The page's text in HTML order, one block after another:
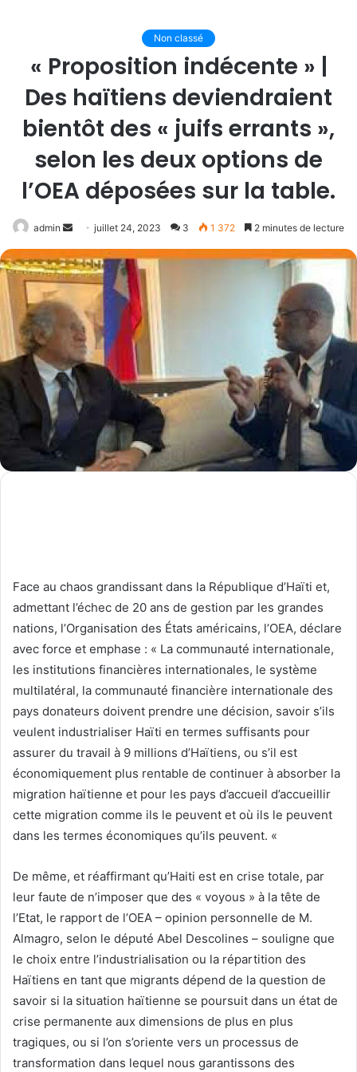
Non classé
« Proposition indécente » |
Des haïtiens deviendraient
bientôt des « juifs errants »,
selon les deux options de
l’OEA déposées sur la table.
admin
Envoyer
un
courriel
juillet 24, 2023 3 1 372 2 minutes de lecture
Face au chaos grandissant dans la République d’Haïti et,
admettant l’échec de 20 ans de gestion par les grandes
nations, l’Organisation des États américains, l’OEA, déclare
avec force et emphase : « La communauté internationale,
les institutions financières internationales, le système
multilatéral, la communauté financière internationale des
pays donateurs doivent prendre une décision, savoir s’ils
veulent industrialiser Haïti en termes suffisants pour
assurer du travail à 9 millions d’Haïtiens, ou s’il est
économiquement plus rentable de continuer à absorber la
migration haïtienne et pour les pays d’accueil d’accueillir
cette migration comme ils le peuvent et où ils le peuvent
dans les termes économiques qu’ils peuvent. «
De même, et réaffirmant qu’Haiti est en crise totale, par
leur faute de n’imposer que des « voyous » à la tête de
l’Etat, le rapport de l’OEA – opinion personnelle de M.
Almagro, selon le député Abel Descolines – souligne que
le choix entre l’industrialisation ou la répartition des
Haïtiens en tant que migrants dépend de la question de
savoir si la situation haïtienne se poursuit dans un état de
crise permanente aux dimensions de plus en plus
tragiques, ou si l’on s’oriente vers un processus de
transformation dans lequel nous garantissons des